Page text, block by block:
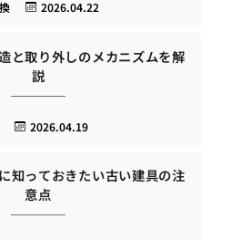
2026.04.22
と取り外しのメカニズムを解
説
2026.04.19
知っておきたい古い建具の注
意点